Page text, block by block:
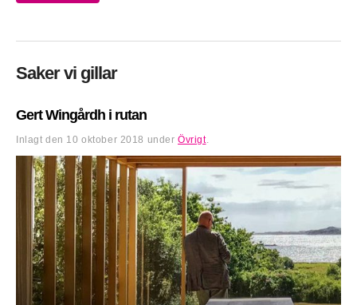
Saker vi gillar
Gert Wingårdh i rutan
Inlagt den 10 oktober 2018 underÖvrigt.